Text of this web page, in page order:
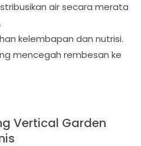
air secara merata
kelembapan dan nutrisi.
mencegah rembesan ke
Vertical Garden